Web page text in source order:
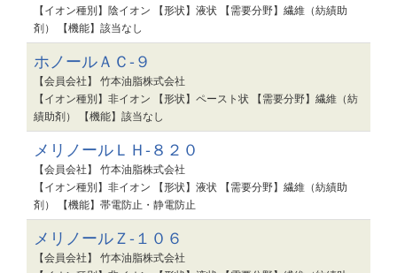
【イオン種別】陰イオン 【形状】液状 【需要分野】繊維（紡績助
剤） 【機能】該当なし
ホノールＡＣ-９
【会員会社】 竹本油脂株式会社
【イオン種別】非イオン 【形状】ペースト状 【需要分野】繊維（紡
績助剤） 【機能】該当なし
メリノールＬＨ-８２０
【会員会社】 竹本油脂株式会社
【イオン種別】非イオン 【形状】液状 【需要分野】繊維（紡績助
剤） 【機能】帯電防止・静電防止
メリノールＺ-１０６
【会員会社】 竹本油脂株式会社